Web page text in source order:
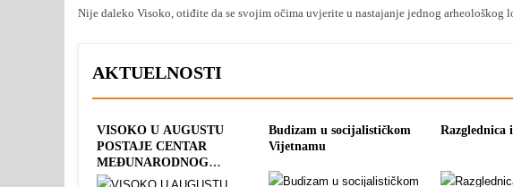
Nije daleko Visoko, otiđite da se svojim očima uvjerite u nastajanje jednog arheološkog
AKTUELNOSTI
VISOKO U AUGUSTU
POSTAJE CENTAR
MEĐUNARODNOG
SPORTA: TRI OLIMPIJSKA
Budizam u socijalističkom
Vijetnamu
Razglednica